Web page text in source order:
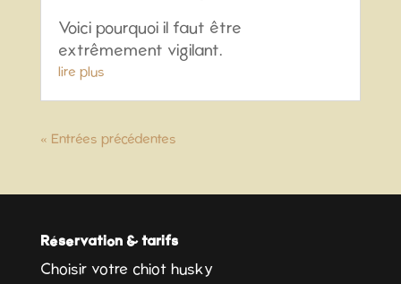
Voici pourquoi il faut être
extrêmement vigilant.
lire plus
« Entrées précédentes
Réservation & tarifs
Choisir votre chiot husky